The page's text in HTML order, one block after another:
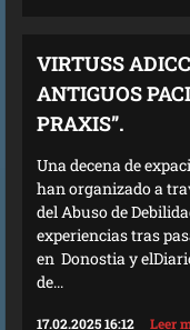
VIRTUSS
ANTIGUOS
PRAXIS”.
Una decena de
han organizado a
del Abuso de
experiencias tras
en Donostia y
de...
17.02.2025 16:12 Leer